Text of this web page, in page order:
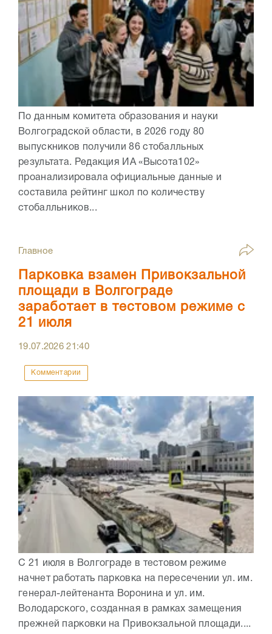
По данным комитета образования и науки
Волгоградской области, в 2026 году 80
выпускников получили 86 стобалльных
результата. Редакция ИА «Высота102»
проанализировала официальные данные и
составила рейтинг школ по количеству
стобалльников...
Главное
Парковка взамен Привокзальной
площади в Волгограде
заработает в тестовом режиме с
21 июля
19.07.202621:40
Комментарии
С 21 июля в Волгограде в тестовом режиме
начнет работать парковка на пересечении ул. им.
генерал-лейтенанта Воронина и ул. им.
Володарского, созданная в рамках замещения
прежней парковки на Привокзальной площади....